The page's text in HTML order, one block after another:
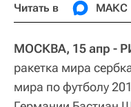
Читать в МАКС
МОСКВА, 15 апр -
ракетка мира
мира по футболу